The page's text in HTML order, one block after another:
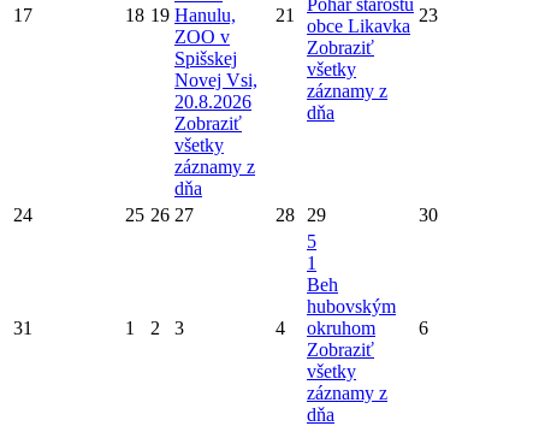
17 18 19 Hanulu,
ZOO v
Spišskej
Novej Vsi,
20.8.2026
Zobraziť
všetky
záznamy z
dňa
21
obce Likavka
Zobraziť
všetky
záznamy z
dňa
23
24 25 26 27 28 29 30
31 1 2 3 4
5
1
Beh
hubovským
okruhom
Zobraziť
všetky
záznamy z
dňa
6